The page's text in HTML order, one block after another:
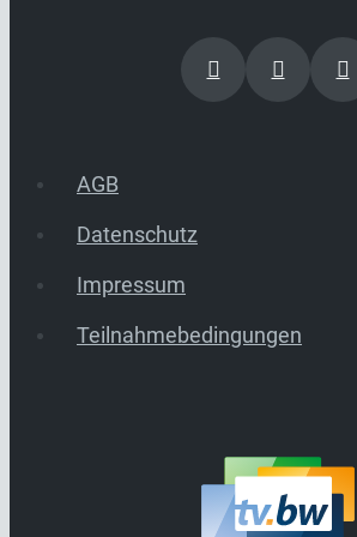
AGB
Datenschutz
Impressum
Teilnahmebedingungen